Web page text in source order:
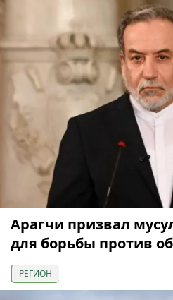
Арагчи призвал
для борьбы против
РЕГИОН